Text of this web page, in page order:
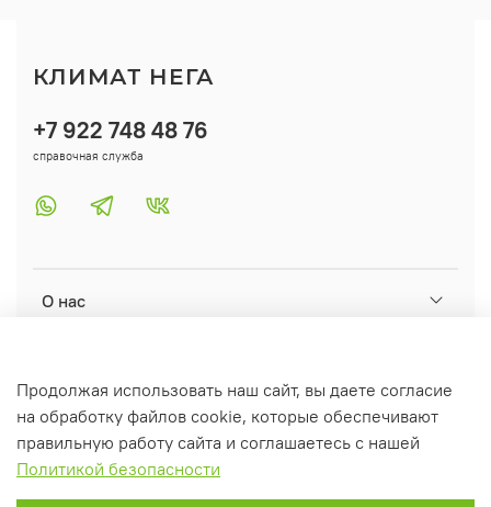
О нас
Информация
+7 922 748 48 76
справочная служба
КЛИМАТ НЕГА
Продолжая использовать наш сайт, вы даете согласие
на обработку файлов cookie, которые обеспечивают
правильную работу сайта и соглашаетесь с нашей
Политикой безопасности